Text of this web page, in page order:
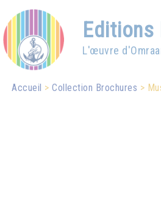
Editions
L'œuvre
Accueil Collection Brochures